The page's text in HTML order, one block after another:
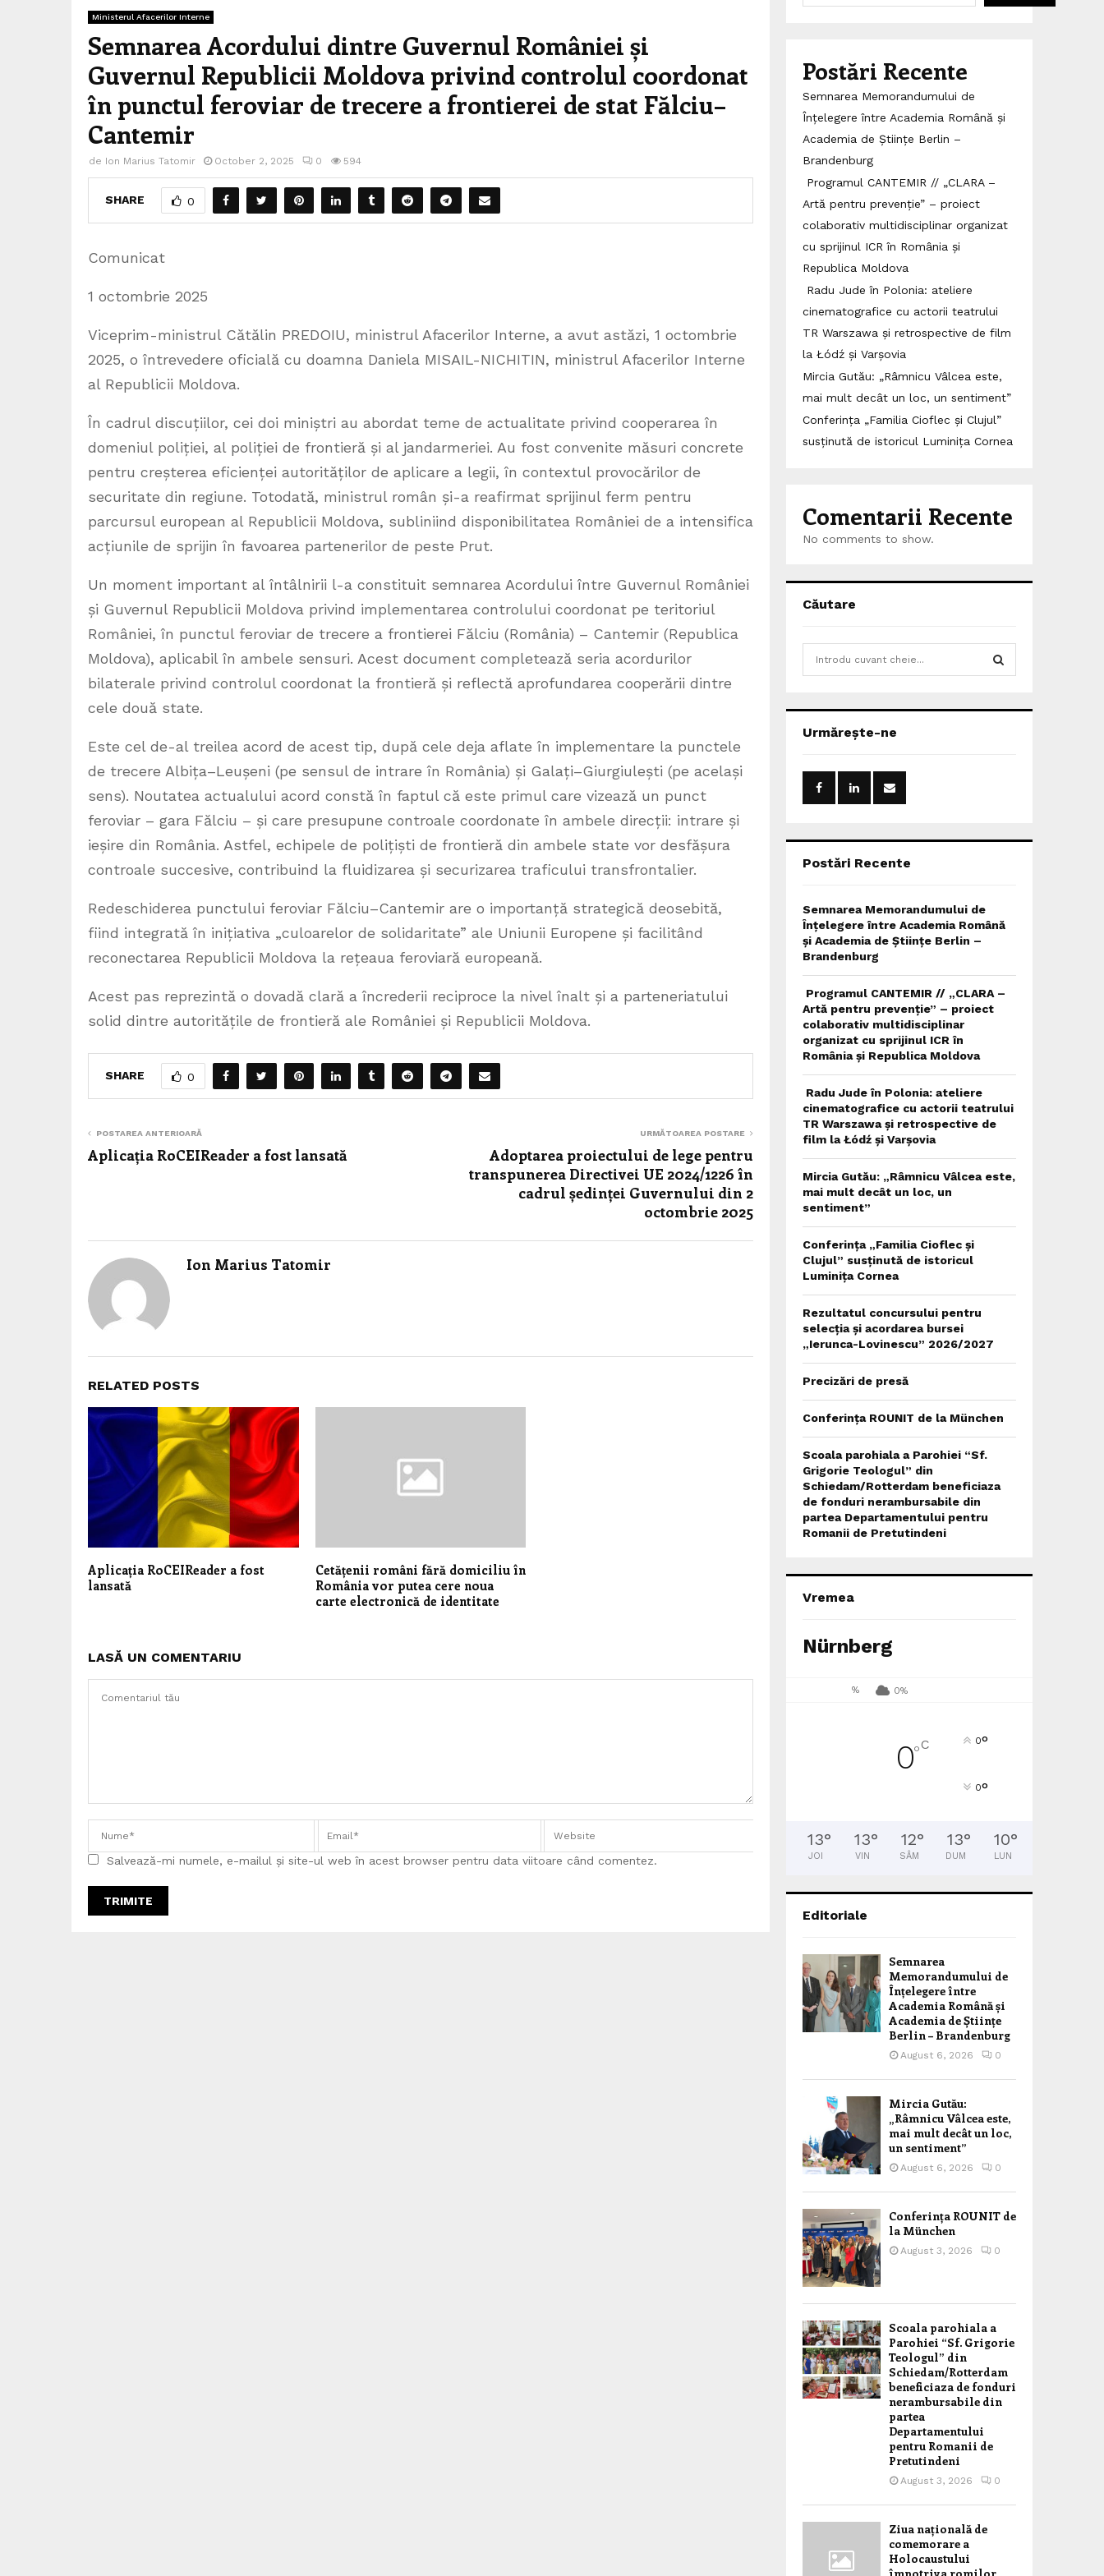
Ministerul Afacerilor Interne
Semnarea Acordului dintre Guvernul României și
Guvernul Republicii Moldova privind controlul coordonat
în punctul feroviar de trecere a frontierei de stat Fălciu–
Cantemir
de Ion Marius Tatomir October 2, 2025 0 594
SHARE 0
Comunicat
1 octombrie 2025
Viceprim-ministrul Cătălin PREDOIU, ministrul Afacerilor Interne, a avut astăzi, 1 octombrie
2025, o întrevedere oficială cu doamna Daniela MISAIL-NICHITIN, ministrul Afacerilor Interne
al Republicii Moldova.
În cadrul discuțiilor, cei doi miniștri au abordat teme de actualitate privind cooperarea în
domeniul poliției, al poliției de frontieră și al jandarmeriei. Au fost convenite măsuri concrete
pentru creșterea eficienței autorităților de aplicare a legii, în contextul provocărilor de
securitate din regiune. Totodată, ministrul român și-a reafirmat sprijinul ferm pentru
parcursul european al Republicii Moldova, subliniind disponibilitatea României de a intensifica
acțiunile de sprijin în favoarea partenerilor de peste Prut.
Un moment important al întâlnirii l-a constituit semnarea Acordului între Guvernul României
și Guvernul Republicii Moldova privind implementarea controlului coordonat pe teritoriul
României, în punctul feroviar de trecere a frontierei Fălciu (România) – Cantemir (Republica
Moldova), aplicabil în ambele sensuri. Acest document completează seria acordurilor
bilaterale privind controlul coordonat la frontieră și reflectă aprofundarea cooperării dintre
cele două state.
Este cel de-al treilea acord de acest tip, după cele deja aflate în implementare la punctele
de trecere Albița–Leușeni (pe sensul de intrare în România) și Galați–Giurgiulești (pe același
sens). Noutatea actualului acord constă în faptul că este primul care vizează un punct
feroviar – gara Fălciu – și care presupune controale coordonate în ambele direcții: intrare și
ieșire din România. Astfel, echipele de polițiști de frontieră din ambele state vor desfășura
controale succesive, contribuind la fluidizarea și securizarea traficului transfrontalier.
Redeschiderea punctului feroviar Fălciu–Cantemir are o importanță strategică deosebită,
fiind integrată în inițiativa „culoarelor de solidaritate” ale Uniunii Europene și facilitând
reconectarea Republicii Moldova la rețeaua feroviară europeană.
Acest pas reprezintă o dovadă clară a încrederii reciproce la nivel înalt și a parteneriatului
solid dintre autoritățile de frontieră ale României și Republicii Moldova.
SHARE 0
POSTAREA ANTERIOARĂ
Aplicația RoCEIReader a fost lansată
URMĂTOAREA POSTARE
Adoptarea proiectului de lege pentru
transpunerea Directivei UE 2024/1226 în
cadrul ședinței Guvernului din 2
octombrie 2025
Ion Marius Tatomir
RELATED POSTS
Aplicația RoCEIReader a fost
lansată
Cetățenii români fără domiciliu în
România vor putea cere noua
carte electronică de identitate
LASĂ UN COMENTARIU
Salvează-mi numele, e-mailul și site-ul web în acest browser pentru data viitoare când comentez.
Postări Recente
Semnarea Memorandumului de
Înțelegere între Academia Română și
Academia de Științe Berlin –
Brandenburg
Programul CANTEMIR // „CLARA –
Artă pentru prevenție” – proiect
colaborativ multidisciplinar organizat
cu sprijinul ICR în România și
Republica Moldova
Radu Jude în Polonia: ateliere
cinematografice cu actorii teatrului
TR Warszawa și retrospective de film
la Łódź și Varșovia
Mircia Gutău: „Râmnicu Vâlcea este,
mai mult decât un loc, un sentiment”
Conferința „Familia Cioflec și Clujul”
susținută de istoricul Luminița Cornea
Comentarii Recente
No comments to show.
Căutare
h
o
:
Urmărește-ne
Postări Recente
Semnarea Memorandumului de
Înțelegere între Academia Română
și Academia de Științe Berlin –
Brandenburg
Programul CANTEMIR // „CLARA –
Artă pentru prevenție” – proiect
colaborativ multidisciplinar
organizat cu sprijinul ICR în
România și Republica Moldova
Radu Jude în Polonia: ateliere
cinematografice cu actorii teatrului
TR Warszawa și retrospective de
film la Łódź și Varșovia
Mircia Gutău: „Râmnicu Vâlcea este,
mai mult decât un loc, un
sentiment”
Conferința „Familia Cioflec și
Clujul” susținută de istoricul
Luminița Cornea
Rezultatul concursului pentru
selecția și acordarea bursei
„Ierunca-Lovinescu” 2026/2027
Precizări de presă
Conferința ROUNIT de la München
Scoala parohiala a Parohiei “Sf.
Grigorie Teologul” din
Schiedam/Rotterdam beneficiaza
de fonduri nerambursabile din
partea Departamentului pentru
Romanii de Pretutindeni
Vremea
Nürnberg
% 0%
0°C 0°
0°
13°
JOI
13°
VIN
12°
SÂM
13°
DUM
10°
LUN
Editoriale
Semnarea
Memorandumului de
Înțelegere între
Academia Română și
Academia de Științe
Berlin – Brandenburg
August 6, 2026 0
Mircia Gutău:
„Râmnicu Vâlcea este,
mai mult decât un loc,
un sentiment”
August 6, 2026 0
Conferința ROUNIT de
la München
August 3, 2026 0
Scoala parohiala a
Parohiei “Sf. Grigorie
Teologul” din
Schiedam/Rotterdam
beneficiaza de fonduri
nerambursabile din
partea
Departamentului
pentru Romanii de
Pretutindeni
August 3, 2026 0
Ziua națională de
comemorare a
Holocaustului